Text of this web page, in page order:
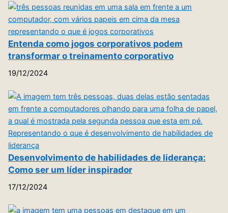
Entenda como jogos corporativos podem
transformar o treinamento corporativo
19/12/2024
Desenvolvimento de habilidades de liderança:
Como ser um líder inspirador
17/12/2024